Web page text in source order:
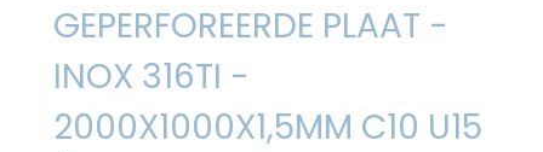
GEPERFOREERDE PLAAT -
INOX 316TI -
2000X1000X1,5MM C10 U15